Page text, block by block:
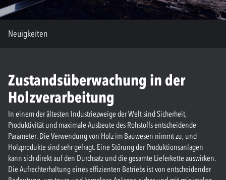
Neuigkeiten
Zustandsüberwachung in der
Holzverarbeitung
In einem der ältesten Industriezweige der Welt sind Sicherheit,
Produktivität und maximale Ausbeute des Rohstoffs entscheidende
Parameter. Die Verwendung von Holz im Bauwesen nimmt zu, und
Holzprodukte sind sehr gefragt. Eine Störung der Produktionsanlagen
kann sich direkt auf den Durchsatz und die gesamte Lieferkette auswirken.
Die Aufrechterhaltung eines effizienten Betriebs ist von entscheidender